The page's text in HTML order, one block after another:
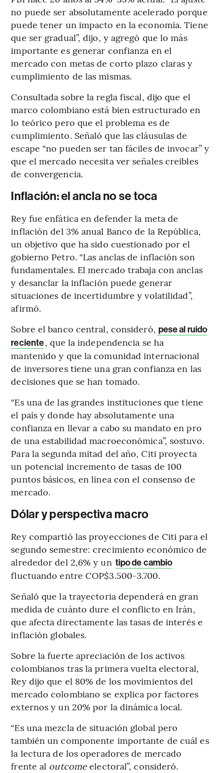
no puede ser absolutamente acelerado porque
puede tener un impacto en la economía. Tiene
que ser gradual”, dijo, y agregó que lo más
importante es generar confianza en el
mercado con metas de corto plazo claras y
cumplimiento de las mismas.
Consultada sobre la regla fiscal, dijo que el
marco colombiano está bien estructurado en
lo teórico pero que el problema es de
cumplimiento. Señaló que las cláusulas de
escape “no pueden ser tan fáciles de invocar” y
que el mercado necesita ver señales creíbles
de convergencia.
Inflación: el ancla no se toca
Rey fue enfática en defender la meta de
inflación del 3% anual Banco de la República,
un objetivo que ha sido cuestionado por el
gobierno Petro. “Las anclas de inflación son
fundamentales. El mercado trabaja con anclas
y desanclar la inflación puede generar
situaciones de incertidumbre y volatilidad”,
afirmó.
Sobre el banco central, consideró, pese al ruido
reciente, que la independencia se ha
mantenido y que la comunidad internacional
de inversores tiene una gran confianza en las
decisiones que se han tomado.
“Es una de las grandes instituciones que tiene
el país y donde hay absolutamente una
confianza en llevar a cabo su mandato en pro
de una estabilidad macroeconómica”, sostuvo.
Para la segunda mitad del año, Citi proyecta
un potencial incremento de tasas de 100
puntos básicos, en línea con el consenso de
mercado.
Dólar y perspectiva macro
Rey compartió las proyecciones de Citi para el
segundo semestre: crecimiento económico de
alrededor del 2,6% y un tipo de cambio
fluctuando entre COP$3.500-3.700.
Señaló que la trayectoria dependerá en gran
medida de cuánto dure el conflicto en Irán,
que afecta directamente las tasas de interés e
inflación globales.
Sobre la fuerte apreciación de los activos
colombianos tras la primera vuelta electoral,
Rey dijo que el 80% de los movimientos del
mercado colombiano se explica por factores
externos y un 20% por la dinámica local.
“Es una mezcla de situación global pero
también un componente importante de cuál es
la lectura de los operadores de mercado
frente al outcomeelectoral”, consideró.